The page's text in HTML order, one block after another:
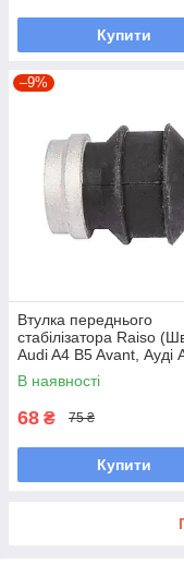
Купити
–9%
Втулка переднього
стабілізатора Raiso
Audi A4 B5 Avant, Ауді
#RL-411317B
В наявності
68 ₴ 75 ₴
Купити